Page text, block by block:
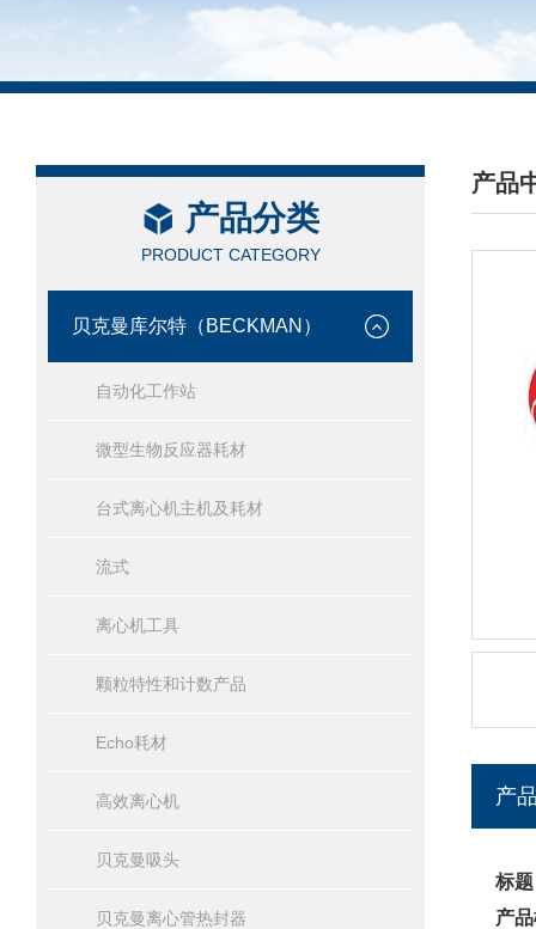
产品分类
PRODUCT CATEGORY
贝克曼库尔特（BECKMAN）
自动化工作站
微型生物反应器耗材
台式离心机主机及耗材
流式
离心机工具
颗粒特性和计数产品
Echo耗材
高效离心机
贝克曼吸头
贝克曼离心管热封器
产品
/
产
标
产